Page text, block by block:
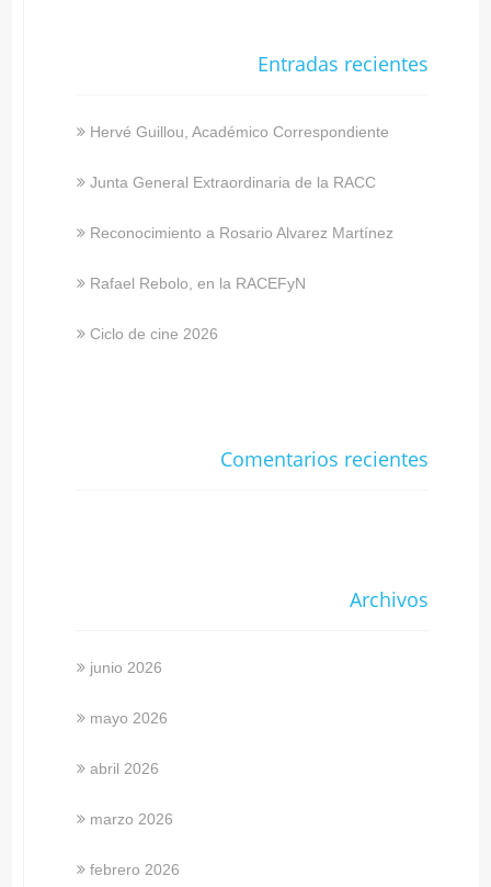
Entradas recientes
Hervé Guillou, Académico Correspondiente
Junta General Extraordinaria de la RACC
Reconocimiento a Rosario Alvarez Martínez
Rafael Rebolo, en la RACEFyN
Ciclo de cine 2026
Comentarios recientes
Archivos
junio 2026
mayo 2026
abril 2026
marzo 2026
febrero 2026